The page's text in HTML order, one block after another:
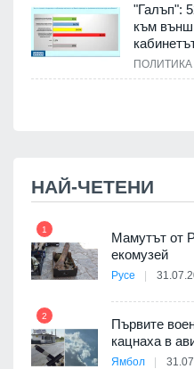
"Галъп":
към
ПОЛИТИКА
НАЙ-ЧЕТЕНИ
1
Мамутът от
екомузей
Русе
2
Първите
кацнаха в
Ямбол